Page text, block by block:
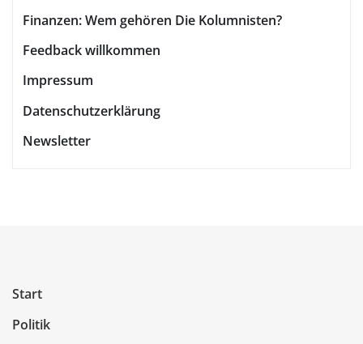
Finanzen: Wem gehören Die Kolumnisten?
Feedback willkommen
Impressum
Datenschutzerklärung
Newsletter
Start
Politik